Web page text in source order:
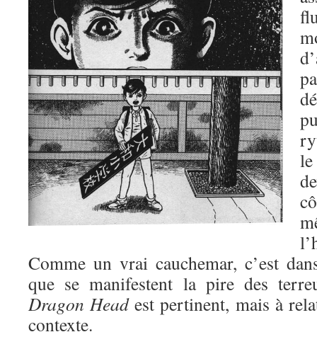
Comme un vrai cauchemar, c’est
que se manifestent la pire des
Dragon Headest pertinent, mais à
contexte.